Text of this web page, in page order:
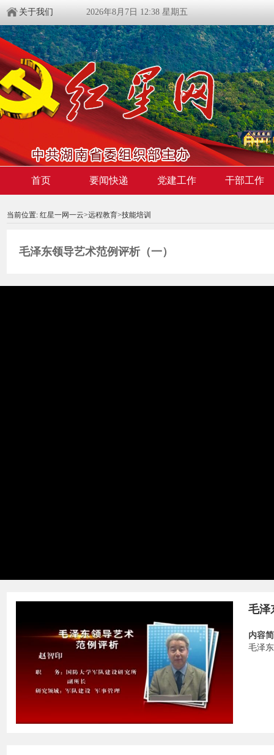
关于我们 2026年8月7日 12:38 星期五
首页 要闻快递 党建工作 干部工作
当前位置: 红星一网一云>远程教育>技能培训
毛泽东领导艺术范例评析（一）
毛泽
内容
毛泽